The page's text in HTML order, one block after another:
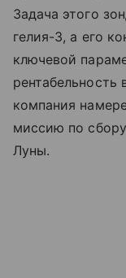
Задача этого
гелия-3, а его
ключевой
рентабельность
компания
миссию по
Луны.